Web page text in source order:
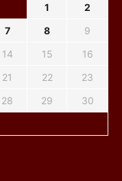
1
2
7 8
9
14 15
16
21 22
23
28 29
30